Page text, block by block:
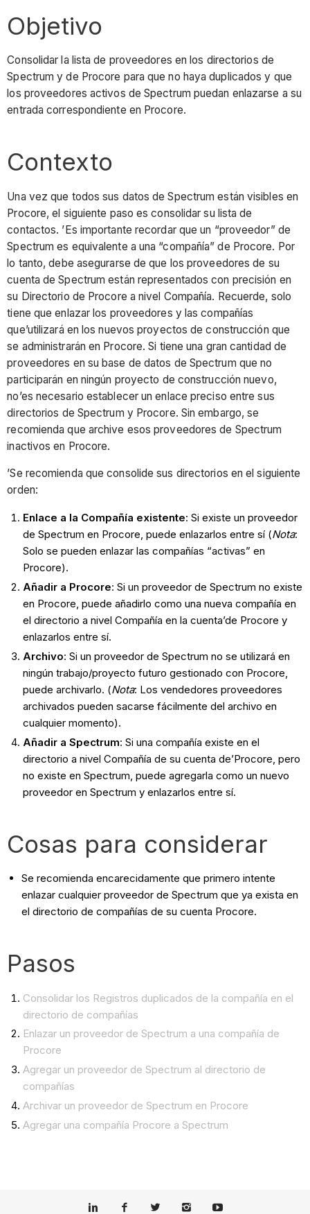
Objetivo
Consolidar la lista de proveedores en los directorios de
Spectrum y de Procore para que no haya duplicados y que
los proveedores activos de Spectrum puedan enlazarse a su
entrada correspondiente en Procore.
Contexto
Una vez que todos sus datos de Spectrum están visibles en
Procore, el siguiente paso es consolidar su lista de
contactos. ’Es importante recordar que un “proveedor” de
Spectrum es equivalente a una “compañía” de Procore. Por
lo tanto, debe asegurarse de que los proveedores de su
cuenta de Spectrum están representados con precisión en
su Directorio de Procore a nivel Compañía. Recuerde, solo
tiene que enlazar los proveedores y las compañías
que’utilizará en los nuevos proyectos de construcción que
se administrarán en Procore. Si tiene una gran cantidad de
proveedores en su base de datos de Spectrum que no
participarán en ningún proyecto de construcción nuevo,
no’es necesario establecer un enlace preciso entre sus
directorios de Spectrum y Procore. Sin embargo, se
recomienda que archive esos proveedores de Spectrum
inactivos en Procore.
’Se recomienda que consolide sus directorios en el siguiente
orden:
Enlace a la Compañía existente: Si existe un proveedor
de Spectrum en Procore, puede enlazarlos entre sí (Nota:
Solo se pueden enlazar las compañías “activas” en
Procore).
Añadir a Procore: Si un proveedor de Spectrum no existe
en Procore, puede añadirlo como una nueva compañía en
el directorio a nivel Compañía en la cuenta’de Procore y
enlazarlos entre sí.
Archivo: Si un proveedor de Spectrum no se utilizará en
ningún trabajo/proyecto futuro gestionado con Procore,
puede archivarlo. (Nota: Los vendedores proveedores
archivados pueden sacarse fácilmente del archivo en
cualquier momento).
Añadir a Spectrum: Si una compañía existe en el
directorio a nivel Compañía de su cuenta de’Procore, pero
no existe en Spectrum, puede agregarla como un nuevo
proveedor en Spectrum y enlazarlos entre sí.
Cosas para considerar
Se recomienda encarecidamente que primero intente
enlazar cualquier proveedor de Spectrum que ya exista en
el directorio de compañías de su cuenta Procore.
Pasos
Consolidar los Registros duplicados de la compañía en el
directorio de compañías
Enlazar un proveedor de Spectrum a una compañía de
Procore
Agregar un proveedor de Spectrum al directorio de
compañías
Archivar un proveedor de Spectrum en Procore
Agregar una compañía Procore a Spectrum